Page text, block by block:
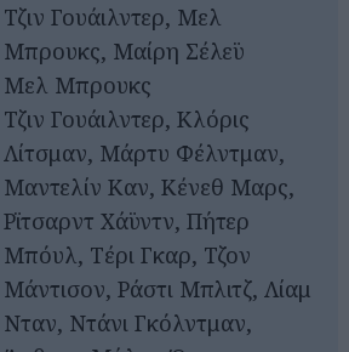
Τζιν Γουάιλντερ, Μελ
Μπρουκς, Μαίρη Σέλεϋ
Μελ Μπρουκς
Τζιν Γουάιλντερ, Κλόρις
Λίτσμαν, Μάρτυ Φέλντμαν,
Μαντελίν Καν, Κένεθ Μαρς,
Ρϊτσαρντ Χάϋντν, Πήτερ
Μπόυλ, Τέρι Γκαρ, Τζον
Μάντισον, Ράστι Μπλιτζ, Λίαμ
Νταν, Ντάνι Γκόλντμαν,